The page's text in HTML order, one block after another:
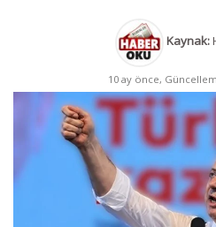
Kaynak:
10 ay önce,